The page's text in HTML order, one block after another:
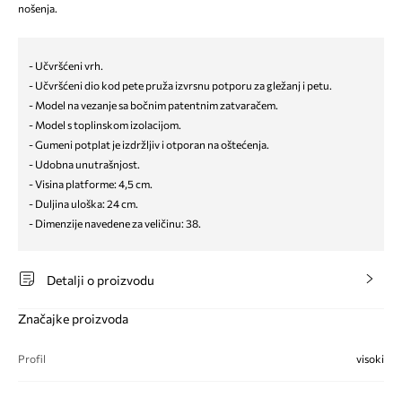
nošenja.
- Učvršćeni vrh.
- Učvršćeni dio kod pete pruža izvrsnu potporu za gležanj i petu.
- Model na vezanje sa bočnim patentnim zatvaračem.
- Model s toplinskom izolacijom.
- Gumeni potplat je izdržljiv i otporan na oštećenja.
- Udobna unutrašnjost.
- Visina platforme: 4,5 cm.
- Duljina uloška: 24 cm.
- Dimenzije navedene za veličinu: 38.
Detalji o proizvodu
Značajke proizvoda
Profil visoki